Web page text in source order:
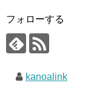
フォローする
kanoalink